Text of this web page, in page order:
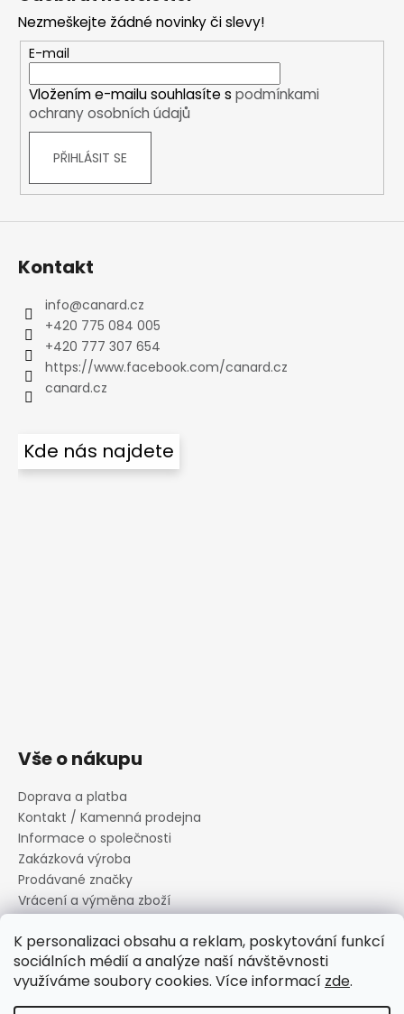
K personalizaci obsahu a reklam, poskytování funkcí
sociálních médií a analýze naší návštěvnosti
využíváme soubory cookies. Více informací zde.
Nezmeškejte žádné novinky či slevy!
E-mail
Vložením e-mailu souhlasíte s podmínkami
ochrany osobních údajů
PŘIHLÁSIT SE
Kontakt
info@canard.cz
+420 775 084 005
+420 777 307 654
https://www.facebook.com/canard.cz
canard.cz
Kde nás najdete
Vše o nákupu
Doprava a platba
Kontakt / Kamenná prodejna
Informace o společnosti
Zakázková výroba
Prodávané značky
Vrácení a výměna zboží
Informace o souborech cookies
Reklamační řád
Obchodní podmínky